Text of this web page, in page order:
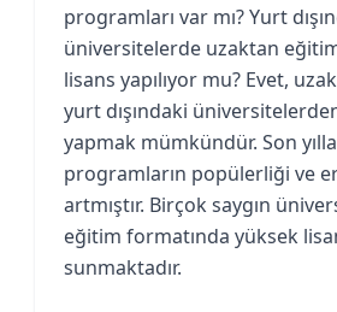
programları var mı? Yurt
üniversitelerde uzaktan
lisans yapılıyor mu? Evet,
yurt dışındaki
yapmak mümkündür. Son
programların popülerliği ve
artmıştır. Birçok saygın
eğitim formatında yüksek
sunmaktadır.